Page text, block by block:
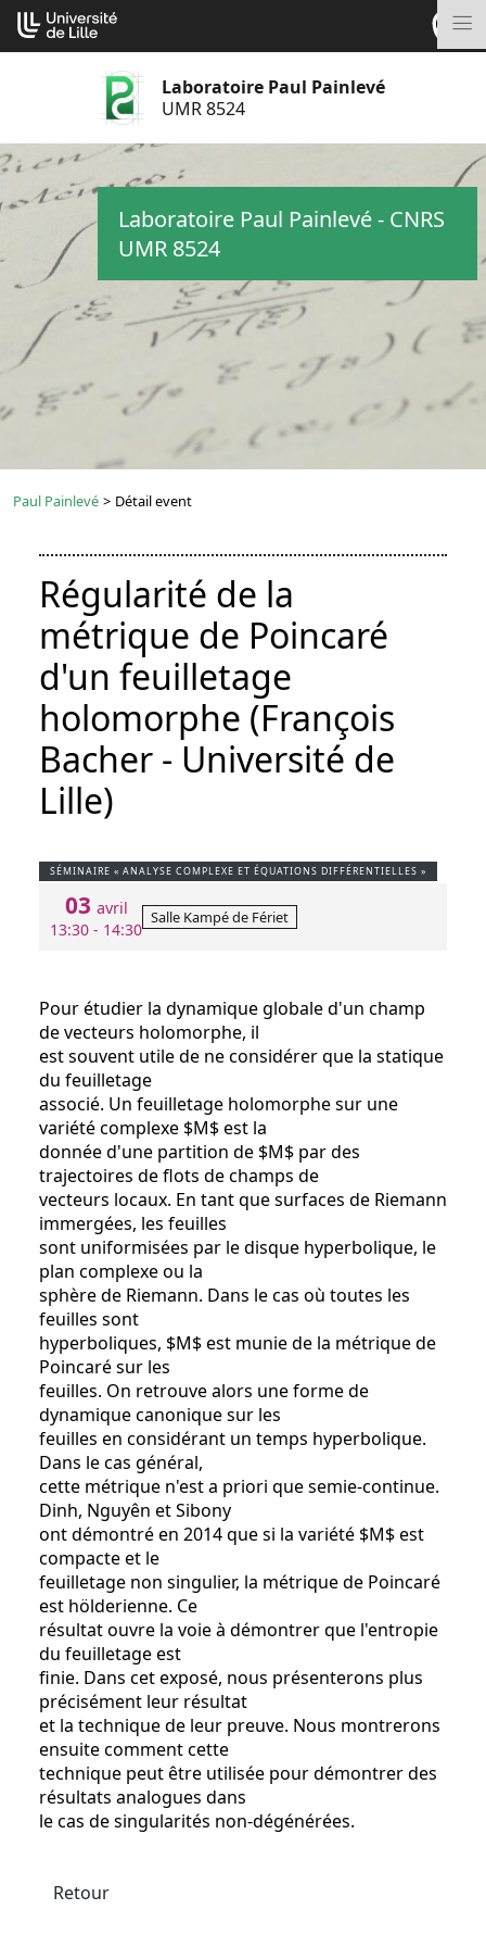
Aller
au
contenu
Laboratoire Paul Painlevé
UMR 8524
Laboratoire Paul Painlevé - CNRS
UMR 8524
Paul Painlevé > Détail event
Régularité de la
métrique de Poincaré
d'un feuilletage
holomorphe (François
Bacher - Université de
Lille)
SÉMINAIRE « ANALYSE COMPLEXE ET ÉQUATIONS DIFFÉRENTIELLES »
03 avril
13:30 - 14:30
Salle Kampé de Fériet
Pour étudier la dynamique globale d'un champ
de vecteurs holomorphe, il
est souvent utile de ne considérer que la statique
du feuilletage
associé. Un feuilletage holomorphe sur une
variété complexe $M$ est la
donnée d'une partition de $M$ par des
trajectoires de flots de champs de
vecteurs locaux. En tant que surfaces de Riemann
immergées, les feuilles
sont uniformisées par le disque hyperbolique, le
plan complexe ou la
sphère de Riemann. Dans le cas où toutes les
feuilles sont
hyperboliques, $M$ est munie de la métrique de
Poincaré sur les
feuilles. On retrouve alors une forme de
dynamique canonique sur les
feuilles en considérant un temps hyperbolique.
Dans le cas général,
cette métrique n'est a priori que semie-continue.
Dinh, Nguyên et Sibony
ont démontré en 2014 que si la variété $M$ est
compacte et le
feuilletage non singulier, la métrique de Poincaré
est hölderienne. Ce
résultat ouvre la voie à démontrer que l'entropie
du feuilletage est
finie. Dans cet exposé, nous présenterons plus
précisément leur résultat
et la technique de leur preuve. Nous montrerons
ensuite comment cette
technique peut être utilisée pour démontrer des
résultats analogues dans
le cas de singularités non-dégénérées.
Retour
Cookies management panel